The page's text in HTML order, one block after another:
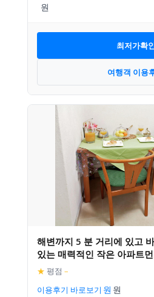
최저가확
여행객 이용
해변까지 5 분 거리에 있고
있는 매력적인 작은 아파트
★ 평점 –
이용후기 바로보기